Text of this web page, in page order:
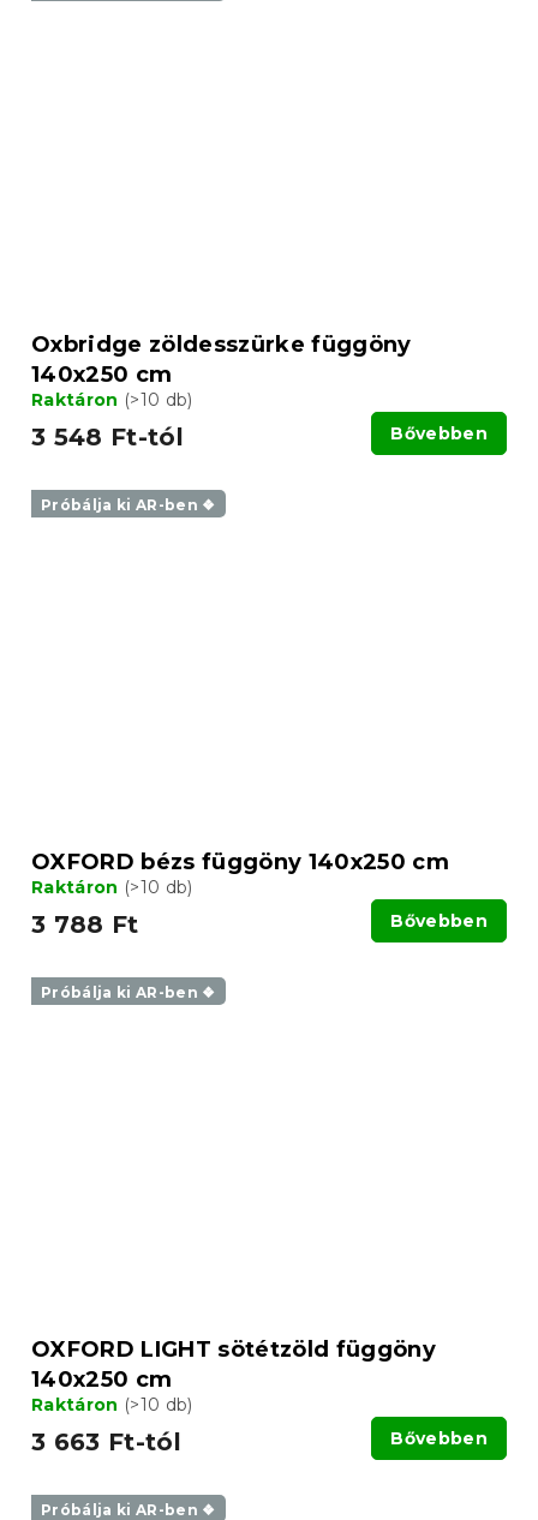
Oxbridge zöldesszürke függöny
140x250 cm
Raktáron (>10 db)
3 548 Ft-tól Bővebben
Próbálja ki AR-ben ❖
OXFORD bézs függöny 140x250 cm
Raktáron (>10 db)
3 788 Ft Bővebben
Próbálja ki AR-ben ❖
OXFORD LIGHT sötétzöld függöny
140x250 cm
Raktáron (>10 db)
3 663 Ft-tól Bővebben
Próbálja ki AR-ben ❖